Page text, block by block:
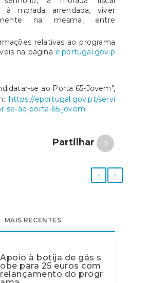
à morada arrendada, viver
na mesma, entre
relativas ao programa
na página e.portugal.gov.p
se ao Porta 65-Jovem",
https://eportugal.gov.pt/servi
se-ao-porta-65-jovem
Partilhar
MAIS RECENTES
Apoio à botija de gás s
obe para 25 euros com
relançamento do progr